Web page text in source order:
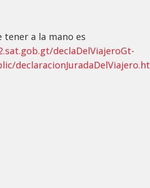
tener a la mano es
declaDelViajeroGt-